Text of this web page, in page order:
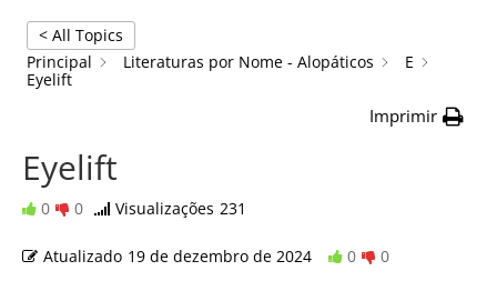
< All Topics
Principal
Literaturas por Nome - Alopáticos
E
Eyelift
Imprimir
Eyelift
0 0 Visualizações 231
Atualizado 19 de dezembro de 2024 0 0